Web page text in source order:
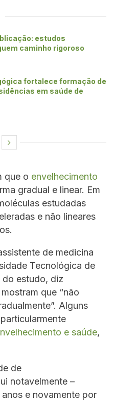
estudos
caminho rigoroso
fortalece formação de
em saúde de
que o envelhecimento
gradual e linear. Em
estudadas
e não lineares
de medicina
Tecnológica de
do estudo, diz
que “não
Alguns
e saúde,
de
notavelmente –
e novamente por